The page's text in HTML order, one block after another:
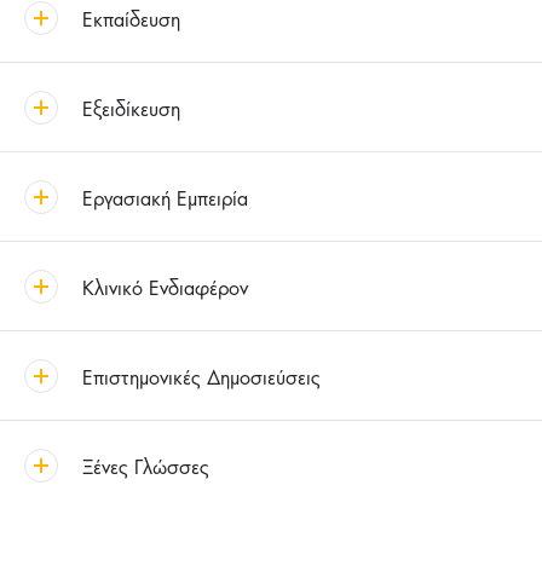
Εκπαίδευση
Εξειδίκευση
Εργασιακή Εμπειρία
Κλινικό Ενδιαφέρον
Επιστημονικές Δημοσιεύσεις
Ξένες Γλώσσες